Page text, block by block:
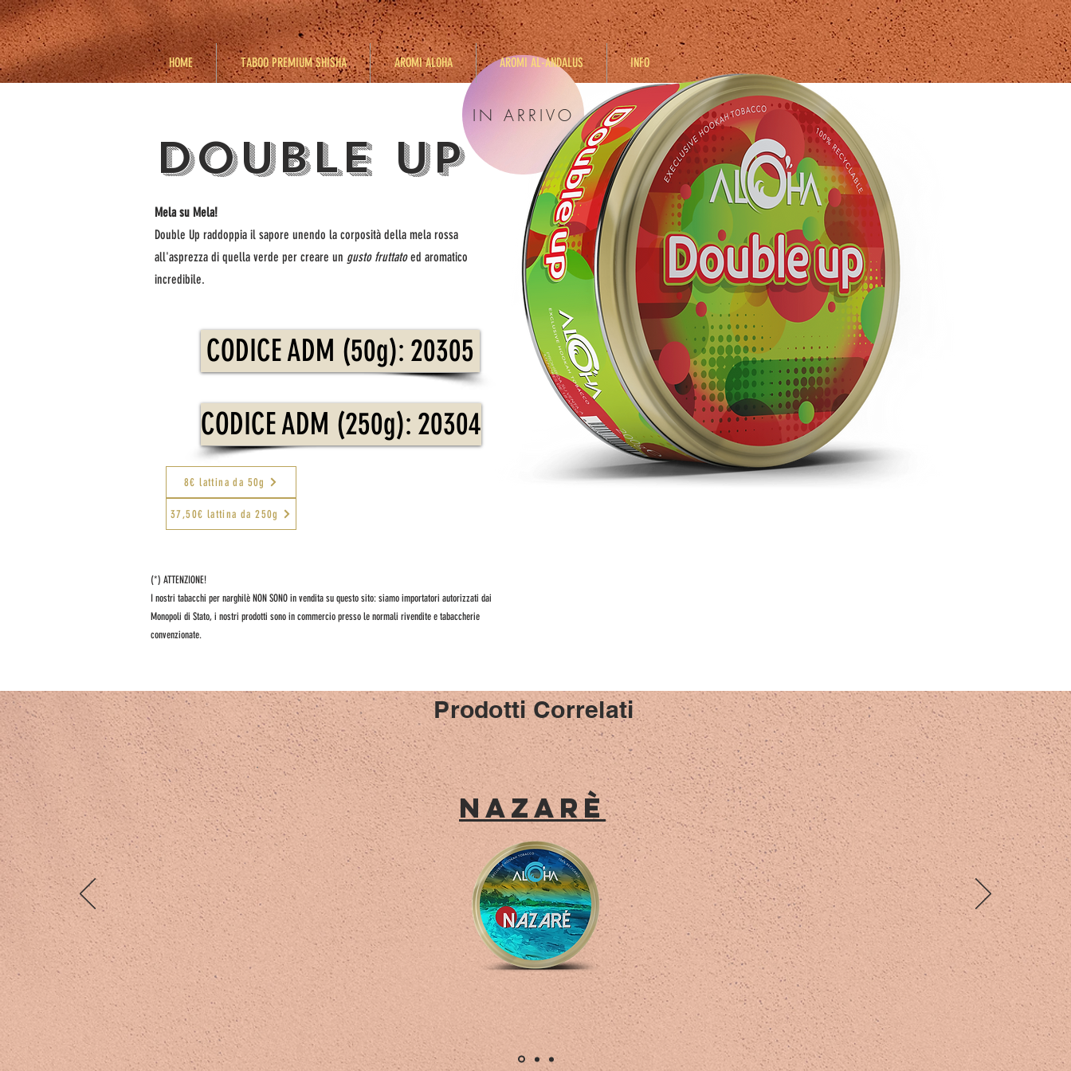
HOME TABOO PREMIUM SHISHA AROMI ALOHA AROMI AL-ANDALUS INFO
DOUBLE UP
Mela su Mela!
Double Up raddoppia il sapore unendo la corposità della mela rossa
all'asprezza di quella verde per creare un gusto fruttatoed aromatico
incredibile.
CODICE ADM (50g): 20305
CODICE ADM (250g): 20304
8€ lattina da 50g
37,50€ lattina da 250g
(*) ATTENZIONE!
I nostri tabacchi per narghilè NON SONO in vendita su questo sito: siamo importatori autorizzati dai
Monopoli di Stato, i nostri prodotti sono in commercio presso le normali rivendite e tabaccherie
convenzionate.
IN ARRIVO
Prodotti Correlati
NazarÈ